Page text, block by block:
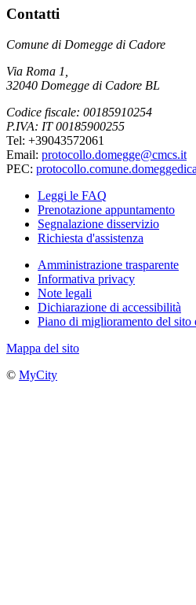
Contatti
Comune di Domegge di Cadore
Via Roma 1,
32040 Domegge di Cadore BL
Codice fiscale: 00185910254
P.IVA: IT 00185900255
Tel: +39043572061
Email: protocollo.domegge@cmcs.it
PEC:
Leggi le FAQ
Prenotazione appuntamento
Segnalazione disservizio
Richiesta d'assistenza
Amministrazione trasparente
Informativa privacy
Note legali
Dichiarazione di accessibilità
Piano di miglioramento del sito
Mappa del sito
© MyCity